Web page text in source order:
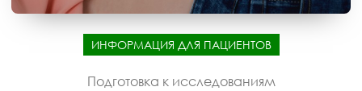
ИНФОРМАЦИЯ ДЛЯ ПАЦИЕНТОВ
Подготовка к исследованиям